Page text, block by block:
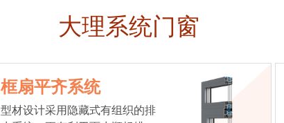
大理系统门窗
框扇平齐系统
型材设计采用隐藏式有组织的排